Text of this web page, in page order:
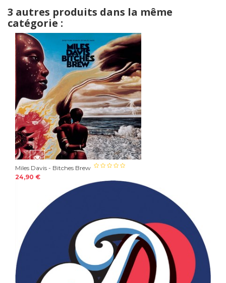
3 autres produits dans la même
catégorie :
Miles Davis - Bitches Brew
24,90 €